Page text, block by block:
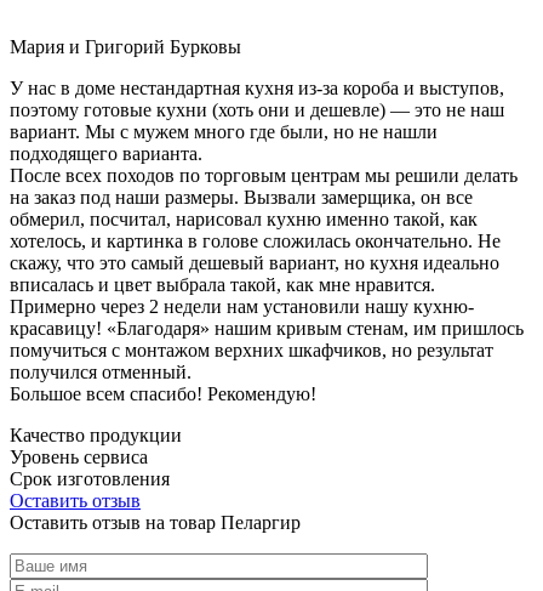
Мария и Григорий Бурковы
У нас в доме нестандартная кухня из-за короба и выступов,
поэтому готовые кухни (хоть они и дешевле) — это не наш
вариант. Мы с мужем много где были, но не нашли
подходящего варианта.
После всех походов по торговым центрам мы решили делать
на заказ под наши размеры. Вызвали замерщика, он все
обмерил, посчитал, нарисовал кухню именно такой, как
хотелось, и картинка в голове сложилась окончательно. Не
скажу, что это самый дешевый вариант, но кухня идеально
вписалась и цвет выбрала такой, как мне нравится.
Примерно через 2 недели нам установили нашу кухню-
красавицу! «Благодаря» нашим кривым стенам, им пришлось
помучиться с монтажом верхних шкафчиков, но результат
получился отменный.
Большое всем спасибо! Рекомендую!
Качество продукции
Уровень сервиса
Срок изготовления
Оставить отзыв
Оставить отзыв на товар Пеларгир